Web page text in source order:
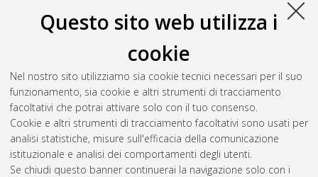
Questo sito web utilizza i
cookie
Nel nostro sito utilizziamo sia cookie tecnici necessari per il suo
funzionamento, sia cookie e altri strumenti di tracciamento
facoltativi che potrai attivare solo con il tuo consenso.
Cookie e altri strumenti di tracciamento facoltativi sono usati per
analisi statistiche, misure sull'efficacia della comunicazione
istituzionale e analisi dei comportamenti degli utenti.
Se chiudi questo banner continuerai la navigazione solo con i
Gestione del documento: